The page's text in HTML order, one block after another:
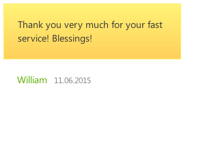
Thank you very much for your fast
service! Blessings!
William 11.06.2015